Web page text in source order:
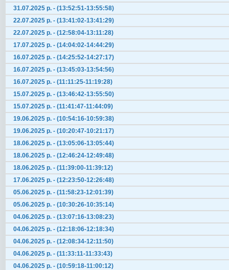
31.07.2025 р. - (13:52:51-13:55:58)
22.07.2025 р. - (13:41:02-13:41:29)
22.07.2025 р. - (12:58:04-13:11:28)
17.07.2025 р. - (14:04:02-14:44:29)
16.07.2025 р. - (14:25:52-14:27:17)
16.07.2025 р. - (13:45:03-13:54:56)
16.07.2025 р. - (11:11:25-11:19:28)
15.07.2025 р. - (13:46:42-13:55:50)
15.07.2025 р. - (11:41:47-11:44:09)
19.06.2025 р. - (10:54:16-10:59:38)
19.06.2025 р. - (10:20:47-10:21:17)
18.06.2025 р. - (13:05:06-13:05:44)
18.06.2025 р. - (12:46:24-12:49:48)
18.06.2025 р. - (11:39:00-11:39:12)
17.06.2025 р. - (12:23:50-12:26:48)
05.06.2025 р. - (11:58:23-12:01:39)
05.06.2025 р. - (10:30:26-10:35:14)
04.06.2025 р. - (13:07:16-13:08:23)
04.06.2025 р. - (12:18:06-12:18:34)
04.06.2025 р. - (12:08:34-12:11:50)
04.06.2025 р. - (11:33:11-11:33:43)
04.06.2025 р. - (10:59:18-11:00:12)